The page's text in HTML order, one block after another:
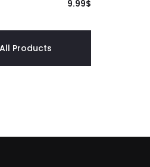
9.99$
Products